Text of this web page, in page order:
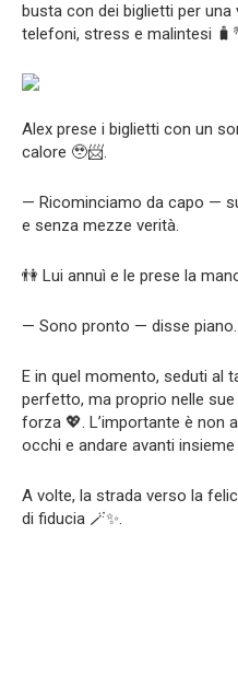
busta con dei biglietti per
telefoni, stress e malintesi
Alex prese i biglietti con un
calore 🥹📨.
— Ricominciamo da capo —
e senza mezze verità.
👫 Lui annuì e le prese la
— Sono pronto — disse piano.
E in quel momento, seduti al
perfetto, ma proprio nelle
forza 💖. L’importante è non
occhi e andare avanti insieme
A volte, la strada verso la
di fiducia 🪄✨.